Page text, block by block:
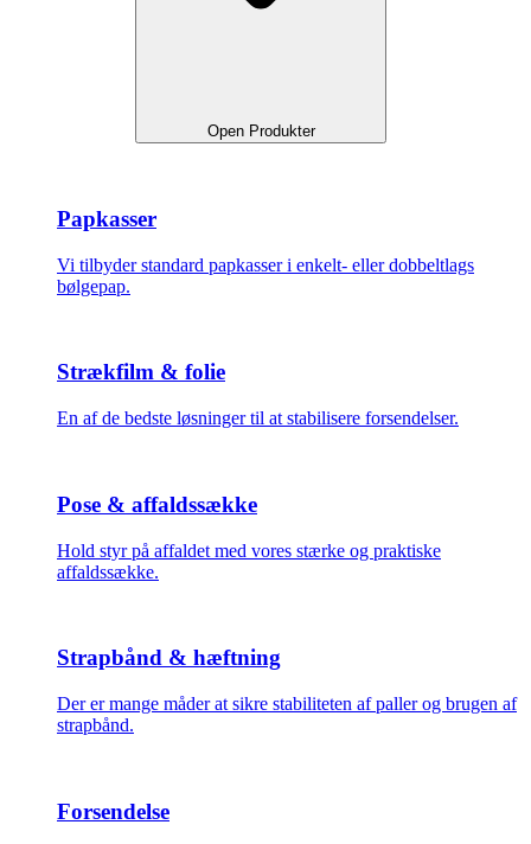
Open Produkter
Papkasser
Vi tilbyder standard papkasser i enkelt- eller dobbeltlags
bølgepap.
Strækfilm & folie
En af de bedste løsninger til at stabilisere forsendelser.
Pose & affaldssække
Hold styr på affaldet med vores stærke og praktiske
affaldssække.
Strapbånd & hæftning
Der er mange måder at sikre stabiliteten af paller og brugen af
strapbånd.
Forsendelse